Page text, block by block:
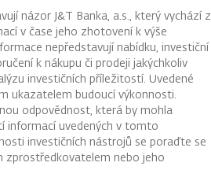
názor J&T Banka, a.s., který vychází z
v čase jeho zhotovení k výše
nepředstavují nabídku, investiční
k nákupu či prodeji jakýchkoliv
investičních příležitostí. Uvedené
ukazatelem budoucí výkonnosti.
odpovědnost, která by mohla
informací uvedených v tomto
investičních nástrojů se poraďte se
zprostředkovatelem nebo jeho